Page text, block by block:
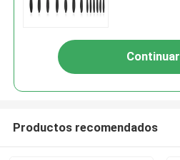
Continuar
Productos recomendados